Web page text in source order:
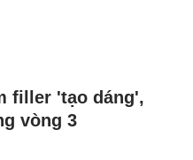
filler 'tạo dáng',
vòng 3